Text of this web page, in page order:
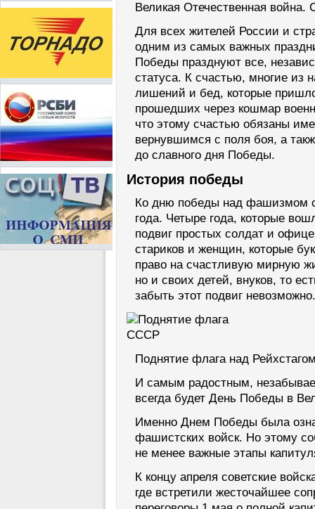
Великая Отечественная война.
Для всех жителей России и
одним из самых важных
Победы празднуют все,
статуса. К счастью, многие из
лишений и бед, которые
прошедших через кошмар
что этому счастью обязаны
вернувшимся с поля боя, а
до славного дня Победы.
История победы
Ко дню победы над фашизмом
года. Четыре года, которые
подвиг простых солдат и
стариков и женщин, которые
право на счастливую мирную
но и своих детей, внуков, то
забыть этот подвиг невозможно.
Поднятие флага над
И самым радостным,
всегда будет День Победы в
Именно Днем Победы была
фашистских войск. Но этому
не менее важные этапы
К концу апреля советские
где встретили жесточайшее